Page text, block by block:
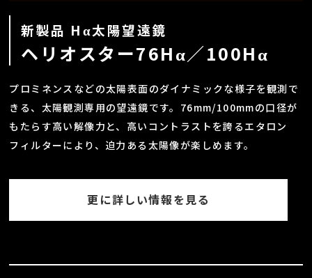
新製品 Hα太陽望遠鏡
ヘリオスター76Hα／100Hα
プロミネンスなどの太陽表面のダイナミックな様子を観測で
きる、太陽観測専用の望遠鏡です。76mm/100mmの口径が
もたらす高い解像力と、高いコントラストを誇るエタロン
フィルターにより、迫力ある太陽像が楽しめます。
更に詳しい情報を見る